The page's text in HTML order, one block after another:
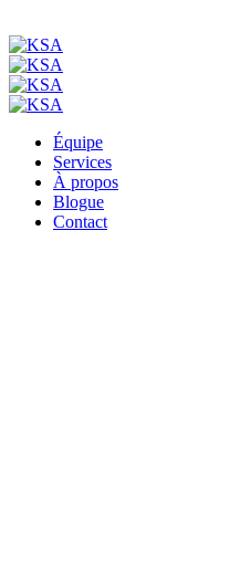
Équipe
Services
À propos
Blogue
Contact